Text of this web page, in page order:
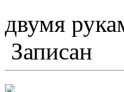
двумя
Записан